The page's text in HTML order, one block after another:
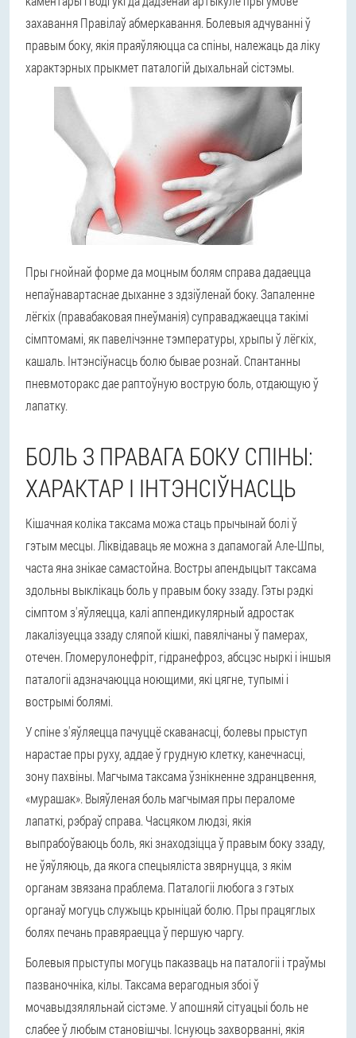
захавання Правілаў абмеркавання. Болевыя адчуванні ў
правым боку, якія праяўляюцца са спіны, належаць да ліку
характэрных прыкмет паталогій дыхальнай сістэмы.
Пры гнойнай форме да моцным болям справа дадаецца
непаўнавартаснае дыханне з здзіўленай боку. Запаленне
лёгкіх (правабаковая пнеўманія) суправаджаецца такімі
сімптомамі, як павелічэнне тэмпературы, хрыпы ў лёгкіх,
кашаль. Інтэнсіўнасць болю бывае рознай. Спантанны
пневмоторакс дае раптоўную вострую боль, отдающую ў
лапатку.
БОЛЬ З ПРАВАГА БОКУ СПІНЫ:
ХАРАКТАР І ІНТЭНСІЎНАСЦЬ
Кішачная коліка таксама можа стаць прычынай болі ў
гэтым месцы. Ліквідаваць яе можна з дапамогай Але-Шпы,
часта яна знікае самастойна. Востры апендыцыт таксама
здольны выклікаць боль у правым боку ззаду. Гэты рэдкі
сімптом з'яўляецца, калі аппендикулярный адростак
лакалізуецца ззаду сляпой кішкі, павялічаны ў памерах,
отечен. Гломерулонефріт, гідранефроз, абсцэс ныркі і іншыя
паталогіі адзначаюцца ноющими, які цягне, тупымі і
вострымі болямі.
У спіне з'яўляецца пачуццё скаванасці, болевы прыступ
нарастае пры руху, аддае ў грудную клетку, канечнасці,
зону пахвіны. Магчыма таксама ўзнікненне здранцвення,
«мурашак». Выяўленая боль магчымая пры пераломе
лапаткі, рэбраў справа. Часцяком людзі, якія
выпрабоўваюць боль, які знаходзіцца ў правым боку ззаду,
не ўяўляюць, да якога спецыяліста звярнуцца, з якім
органам звязана праблема. Паталогіі любога з гэтых
органаў могуць служыць крыніцай болю. Пры працяглых
болях печань правяраецца ў першую чаргу.
Болевыя прыступы могуць паказваць на паталогіі і траўмы
пазваночніка, кілы. Таксама верагодныя збоі ў
мочавыдзяляльнай сістэме. У апошняй сітуацыі боль не
слабее ў любым становішчы. Існуюць захворванні, якія